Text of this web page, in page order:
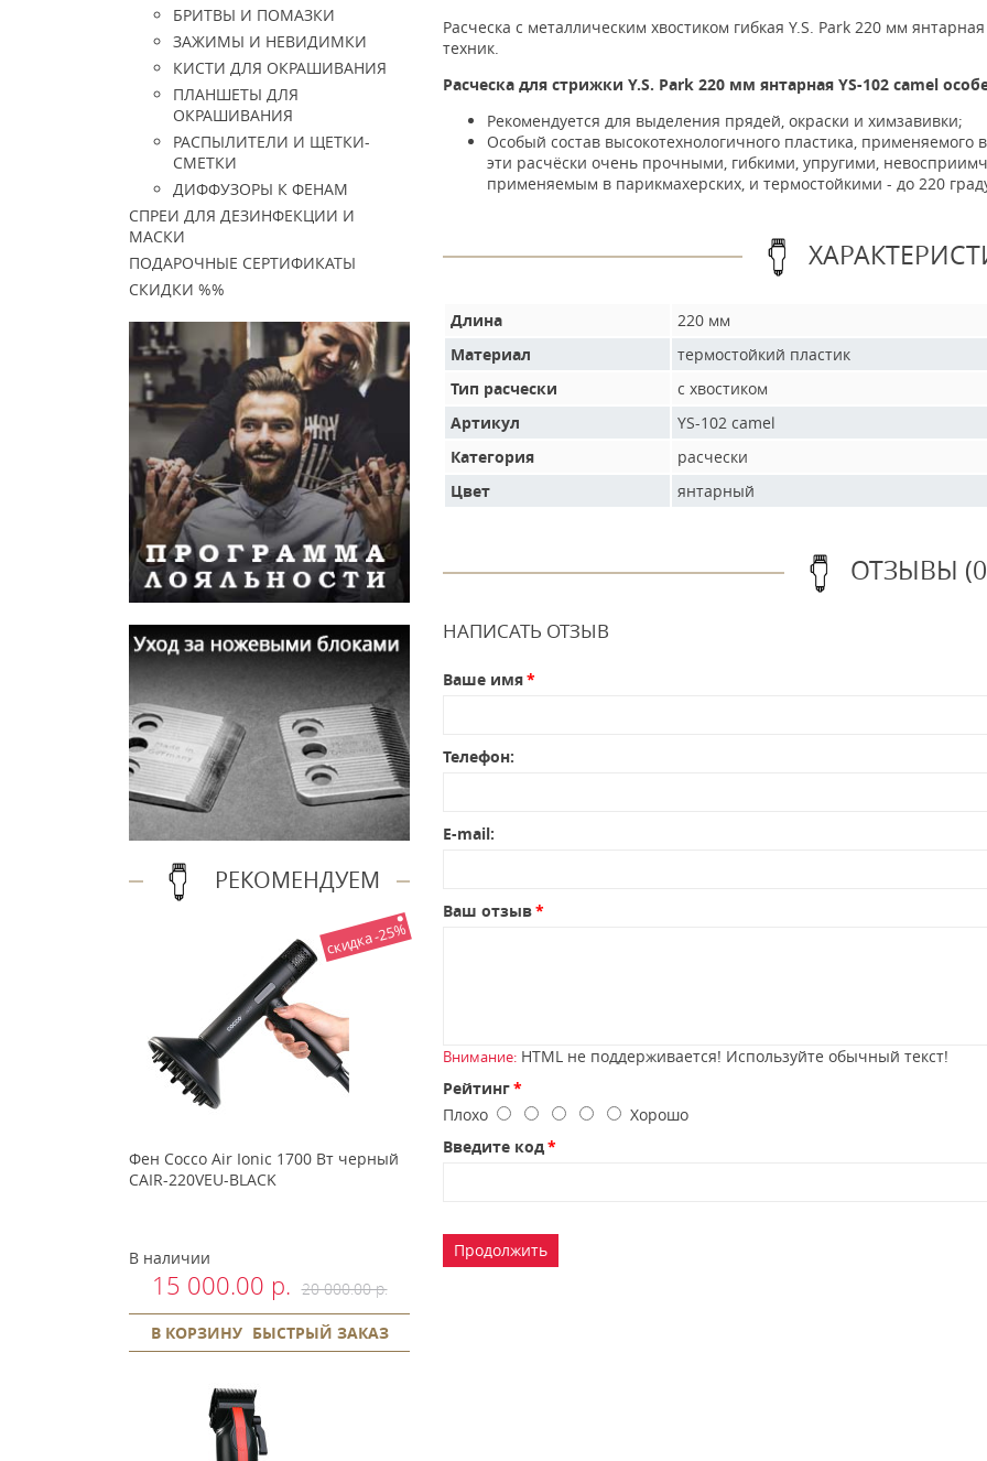
БРИТВЫ И ПОМАЗКИ
ЗАЖИМЫ И НЕВИДИМКИ
КИСТИ ДЛЯ ОКРАШИВАНИЯ
ПЛАНШЕТЫ ДЛЯ
ОКРАШИВАНИЯ
РАСПЫЛИТЕЛИ И ЩЕТКИ-
СМЕТКИ
ДИФФУЗОРЫ К ФЕНАМ
СПРЕИ ДЛЯ ДЕЗИНФЕКЦИИ И
МАСКИ
ПОДАРОЧНЫЕ СЕРТИФИКАТЫ
СКИДКИ %%
РЕКОМЕНДУЕМ
скидка -25%
Фен Cocco Air Ionic 1700 Вт черный
CAIR-220VEU-BLACK
В наличии
15 000.00 р. 20 000.00 р.
В КОРЗИНУ БЫСТРЫЙ ЗАКАЗ
Расческа с металлическим хвостиком гибкая Y.S. Park 220 мм
техник.
Расческа для стрижки Y.S. Park 220 мм янтарная YS-102 camel
Рекомендуется для выделения прядей, окраски и химзавивки;
Особый состав высокотехнологичного пластика,
эти расчёски очень прочными, гибкими, упругими,
применяемым в парикмахерских, и термостойкими - до 220
Длина
220 мм
Материал
термостойкий пластик
Тип расчески
с хвостиком
Артикул
YS-102 camel
Категория
расчески
Цвет
янтарный
ОТЗЫВЫ
НАПИСАТЬ ОТЗЫВ
Ваше имя
Телефон:
E-mail:
Ваш отзыв
Внимание: HTML не поддерживается! Используйте обычный текст!
Рейтинг
Плохо
Хорошо
Введите код
Продолжить